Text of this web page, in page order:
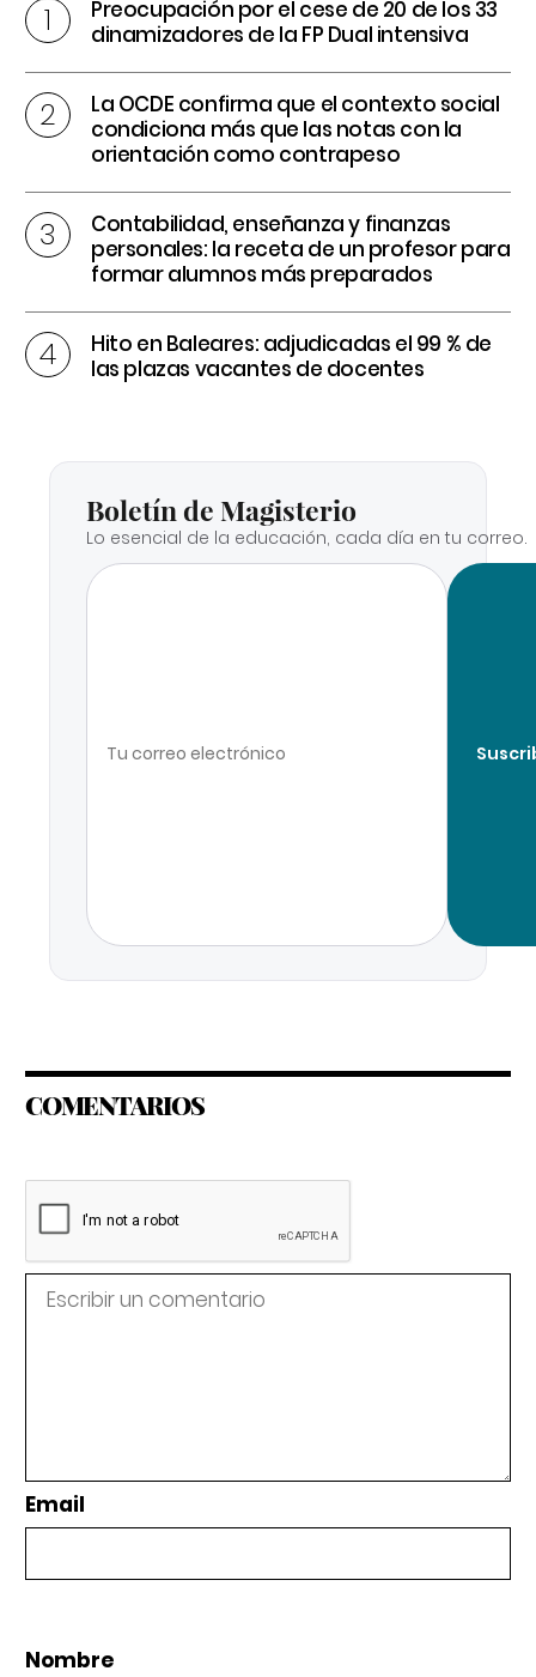
Preocupación por el cese de 20 de los 33
dinamizadores de la FP Dual intensiva
La OCDE confirma que el contexto social
condiciona más que las notas con la
orientación como contrapeso
Contabilidad, enseñanza y finanzas
personales: la receta de un profesor para
formar alumnos más preparados
Hito en Baleares: adjudicadas el 99 % de
las plazas vacantes de docentes
Boletín de Magisterio
Lo esencial de la educación, cada día en tu correo.
COMENTARIOS
Email
Nombre